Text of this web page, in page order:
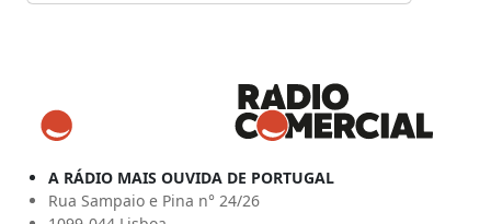
A RÁDIO MAIS OUVIDA DE PORTUGAL
Rua Sampaio e Pina n° 24/26